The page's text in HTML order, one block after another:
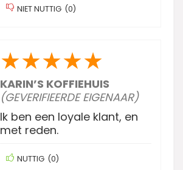
NIET NUTTIG (0)
★★★★★
KARIN’S KOFFIEHUIS
(GEVERIFIEERDE EIGENAAR)
Ik ben een loyale klant, en
met reden.
NUTTIG (0)